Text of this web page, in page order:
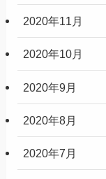
2020年11月
2020年10月
2020年9月
2020年8月
2020年7月